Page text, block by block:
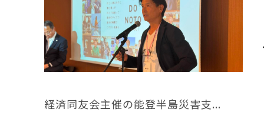
経済同友会主催の能登半島災害支...